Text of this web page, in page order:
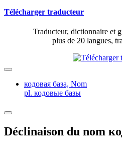
Télécharger traducteur
Traducteur, dictionnaire et
plus de 20 langues,
кодовая база, Nom
pl. кодовые базы
Déclinaison du nom